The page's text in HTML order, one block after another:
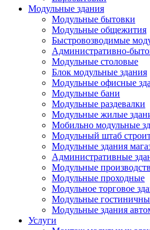
Модульные здания
Модульные бытовки
Модульные общежития
Быстровозводимые
Административно-
Модульные столовые
Блок модульные здания
Модульные офисные
Модульные бани
Модульные раздевалки
Модульные жилые
Мобильно модульные
Модульный штаб
Модульные здания
Административные
Модульные
Модульные проходные
Модульное торговое
Модульные
Модульные здания
Услуги